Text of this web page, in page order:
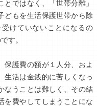
ではなく、「世帯分離」
どもを生活保護世帯から除
けていないことになるの
す。
護費の額が１人分、およ
生活は金銭的に苦しくなっ
なうことは難しく、その結
を費やしてしまうことにな